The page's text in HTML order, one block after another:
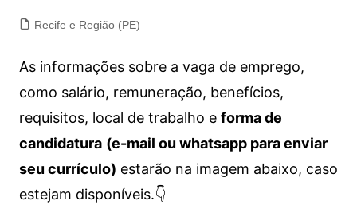
Recife e Região (PE)
As informações sobre a vaga de emprego,
como salário, remuneração, benefícios,
requisitos, local de trabalho e forma de
candidatura (e-mail ou whatsapp para enviar
seu currículo) estarão na imagem abaixo, caso
estejam disponíveis.👇